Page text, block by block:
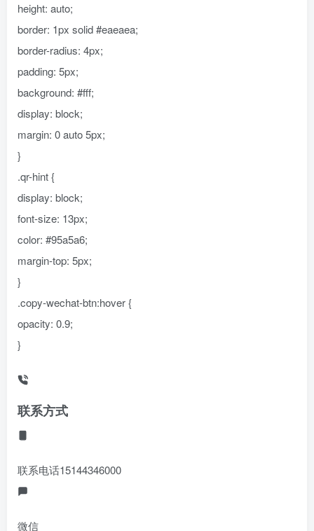
height: auto;
border: 1px solid #eaeaea;
border-radius: 4px;
padding: 5px;
background: #fff;
display: block;
margin: 0 auto 5px;
}
.qr-hint {
display: block;
font-size: 13px;
color: #95a5a6;
margin-top: 5px;
}
.copy-wechat-btn:hover {
opacity: 0.9;
}
联系方式
联系电话15144346000
微信